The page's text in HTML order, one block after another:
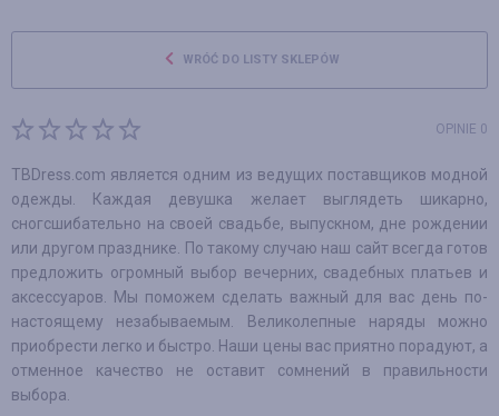
WRÓĆ DO LISTY SKLEPÓW
OPINIE 0
TBDress.com является одним из ведущих поставщиков модной
одежды. Каждая девушка желает выглядеть шикарно,
сногсшибательно на своей свадьбе, выпускном, дне рождении
или другом празднике. По такому случаю наш сайт всегда готов
предложить огромный выбор вечерних, свадебных платьев и
аксессуаров. Мы поможем сделать важный для вас день по-
настоящему незабываемым. Великолепные наряды можно
приобрести легко и быстро. Наши цены вас приятно порадуют, а
отменное качество не оставит сомнений в правильности
выбора.